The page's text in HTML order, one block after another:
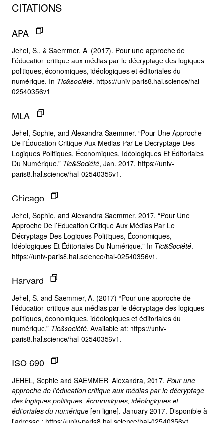
CITATIONS
APA
Jehel, S., & Saemmer, A. (2017). Pour une approche de
l’éducation critique aux médias par le décryptage des logiques
politiques, économiques, idéologiques et éditoriales du
numérique. In Tic&société. https://univ-paris8.hal.science/hal-
02540356v1
MLA
Jehel, Sophie, and Alexandra Saemmer. “Pour Une Approche
De l’Éducation Critique Aux Médias Par Le Décryptage Des
Logiques Politiques, Économiques, Idéologiques Et Éditoriales
Du Numérique.” Tic&Société, Jan. 2017, https://univ-
paris8.hal.science/hal-02540356v1.
Chicago
Jehel, Sophie, and Alexandra Saemmer. 2017. “Pour Une
Approche De l’Éducation Critique Aux Médias Par Le
Décryptage Des Logiques Politiques, Économiques,
Idéologiques Et Éditoriales Du Numérique.” In Tic&Société.
https://univ-paris8.hal.science/hal-02540356v1.
Harvard
Jehel, S. and Saemmer, A. (2017) “Pour une approche de
l’éducation critique aux médias par le décryptage des logiques
politiques, économiques, idéologiques et éditoriales du
numérique,” Tic&société. Available at: https://univ-
paris8.hal.science/hal-02540356v1.
ISO 690
JEHEL, Sophie and SAEMMER, Alexandra, 2017. Pour une
approche de l’éducation critique aux médias par le décryptage
des logiques politiques, économiques, idéologiques et
éditoriales du numérique [en ligne]. January 2017. Disponible à
l'adresse : https://univ-paris8.hal.science/hal-02540356v1